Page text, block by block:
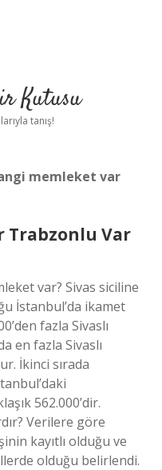
Kutusu
tanış!
memleket var
Trabzonlu Var
var? Sivas siciline
İstanbul’da ikamet
fazla Sivaslı
en fazla Sivaslı
İkinci sırada
562.000’dir.
Verilere göre
kayıtlı olduğu ve
olduğu belirlendi.